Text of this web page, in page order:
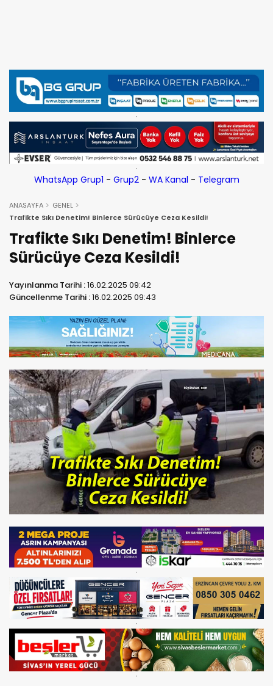
WhatsApp Grup1 - Grup2- WA Kanal - Telegram
ANASAYFA
GENEL
Trafikte Sıkı Denetim! Binlerce Sürücüye Ceza Kesildi!
Trafikte Sıkı Denetim! Binlerce
Sürücüye Ceza Kesildi!
Yayınlanma Tarihi :16.02.2025 09:42
Güncellenme Tarihi :16.02.2025 09:43